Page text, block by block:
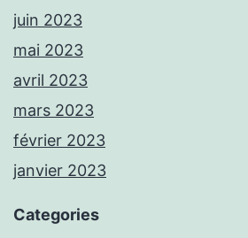
juin 2023
mai 2023
avril 2023
mars 2023
février 2023
janvier 2023
Categories